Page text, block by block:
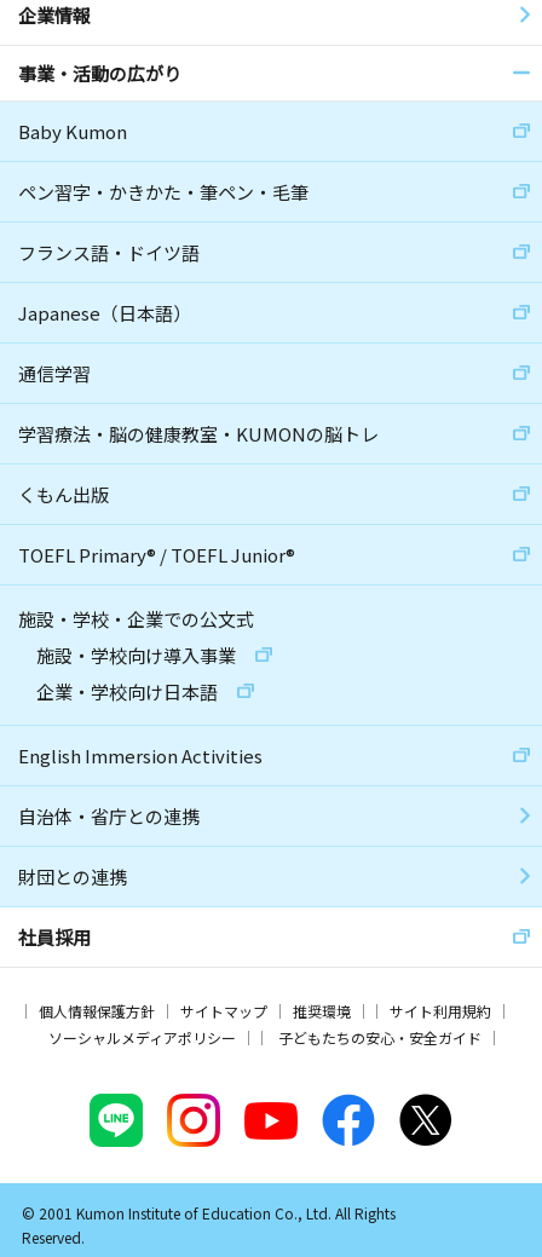
企業情報
事業・活動の広がり
Baby Kumon
ペン習字・かきかた・筆ペン・毛筆
フランス語・ドイツ語
Japanese（日本語）
通信学習
学習療法・脳の健康教室・KUMONの脳トレ
くもん出版
TOEFL Primary® /TOEFL Junior®
施設・学校・企業での公文式
施設・学校向け導入事業
企業・学校向け日本語
English Immersion Activities
自治体・省庁との連携
財団との連携
社員採用
個人情報保護方針 サイトマップ 推奨環境
サイト利用規約
ソーシャルメディアポリシー
子どもたちの安心・安全ガイド
© 2001 Kumon Institute of Education Co., Ltd. All Rights
Reserved.